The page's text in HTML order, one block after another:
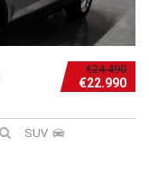
€24.490
€22.990
SUV